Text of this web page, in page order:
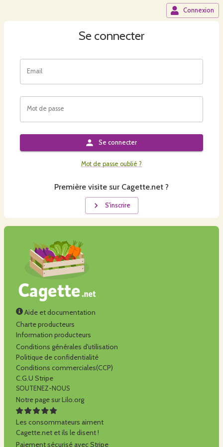
Connexion
Se connecter
Email
Mot de passe
Se connecter
Mot de passe oublié ?
Première visite sur Cagette.net ?
S'inscrire
Aide et documentation
Charte producteurs
Information producteurs
Conditions générales d'utilisation
Politique de confidentialité
Conditions commerciales(CCP)
C.G.U Stripe
SOUTENEZ-NOUS
Notre page sur Lilo.org
Les consommateurs aiment
Cagette.net et ils le disent !
Paiement sécurisé avec Stripe